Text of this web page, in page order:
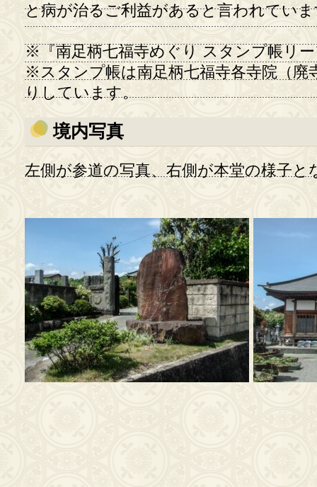
と病が治るご利益があると言われてい
※『南足柄七福寺めぐり スタンプ帳リ
※スタンプ帳は南足柄七福寺各寺院（廃
りしています。
境内写真
左側が参道の写真、右側が本堂の様子と